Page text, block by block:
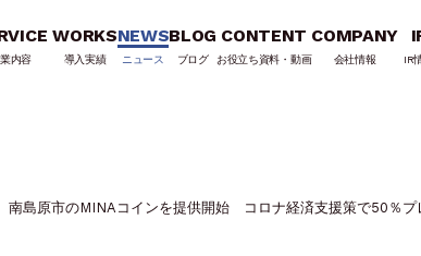
内容
WORKS
導入実績
NEWS
ニュース
BLOG
ブログ
CONTENT
お役立ち資料・動画
COMPANY
会社情報 IR
島原市のMINAコインを提供開始 コロナ経済支援策で50％プ